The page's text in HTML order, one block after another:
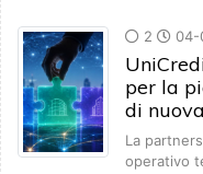
2 04-
per la
di
La
operativo